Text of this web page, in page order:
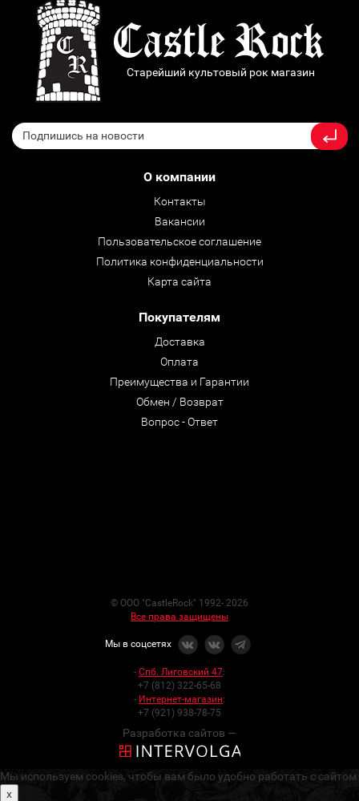
Старейший культовый рок магазин
О компании
Контакты
Вакансии
Пользовательское соглашение
Политика конфиденциальности
Карта сайта
Покупателям
Доставка
Оплата
Преимущества и Гарантии
Обмен / Возврат
Вопрос - Ответ
© ООО "CastleRock" 1992- 2026
Все права защищены
Мы в соцсетях
- Спб. Лиговский 47:
+7 (812) 322-65-68
- Интернет-магазин:
+7 (921) 938-78-75
Разработка сайтов —
Мы используем cookies, чтобы вам было удобно работать с сайтом
x